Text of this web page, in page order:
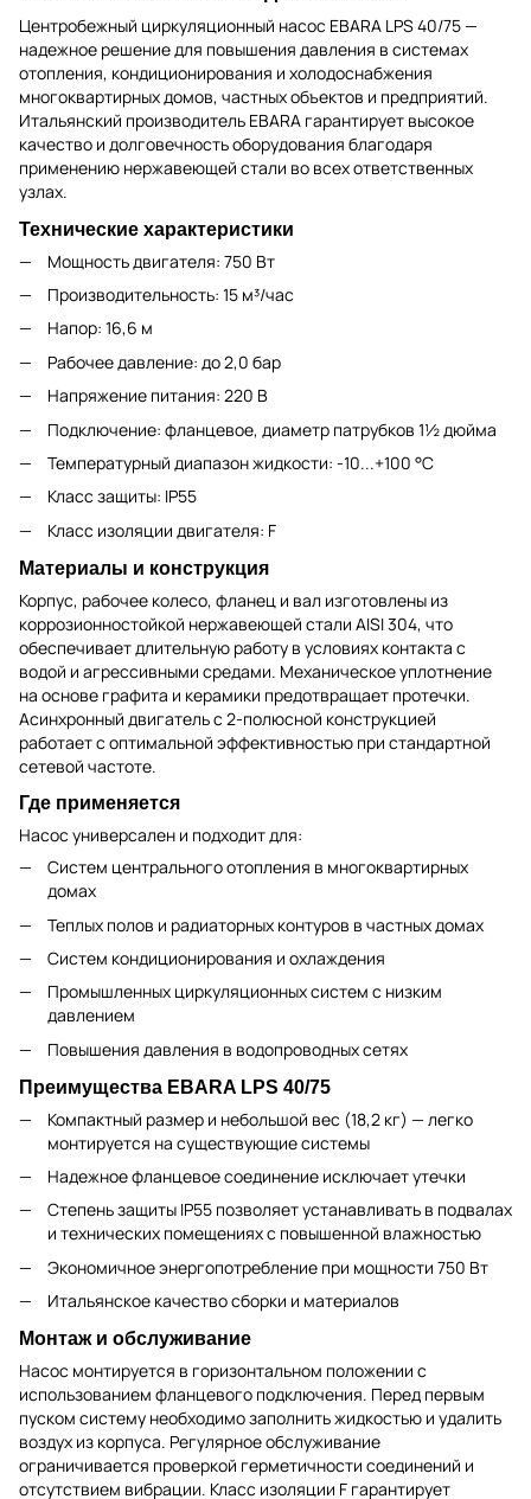
Центробежный циркуляционный насос EBARA LPS 40/75 —
надежное решение для повышения давления в системах
отопления, кондиционирования и холодоснабжения
многоквартирных домов, частных объектов и предприятий.
Итальянский производитель EBARA гарантирует высокое
качество и долговечность оборудования благодаря
применению нержавеющей стали во всех ответственных
узлах.
Технические характеристики
Мощность двигателя: 750 Вт
Производительность: 15 м³/час
Напор: 16,6 м
Рабочее давление: до 2,0 бар
Напряжение питания: 220 В
Подключение: фланцевое, диаметр патрубков 1½ дюйма
Температурный диапазон жидкости: -10...+100 °С
Класс защиты: IP55
Класс изоляции двигателя: F
Материалы и конструкция
Корпус, рабочее колесо, фланец и вал изготовлены из
коррозионностойкой нержавеющей стали AISI 304, что
обеспечивает длительную работу в условиях контакта с
водой и агрессивными средами. Механическое уплотнение
на основе графита и керамики предотвращает протечки.
Асинхронный двигатель с 2-полюсной конструкцией
работает с оптимальной эффективностью при стандартной
сетевой частоте.
Где применяется
Насос универсален и подходит для:
Систем центрального отопления в многоквартирных
домах
Теплых полов и радиаторных контуров в частных домах
Систем кондиционирования и охлаждения
Промышленных циркуляционных систем с низким
давлением
Повышения давления в водопроводных сетях
Преимущества EBARA LPS 40/75
Компактный размер и небольшой вес (18,2 кг) — легко
монтируется на существующие системы
Надежное фланцевое соединение исключает утечки
Степень защиты IP55 позволяет устанавливать в подвалах
и технических помещениях с повышенной влажностью
Экономичное энергопотребление при мощности 750 Вт
Итальянское качество сборки и материалов
Монтаж и обслуживание
Насос монтируется в горизонтальном положении с
использованием фланцевого подключения. Перед первым
пуском систему необходимо заполнить жидкостью и удалить
воздух из корпуса. Регулярное обслуживание
ограничивается проверкой герметичности соединений и
отсутствием вибрации. Класс изоляции F гарантирует